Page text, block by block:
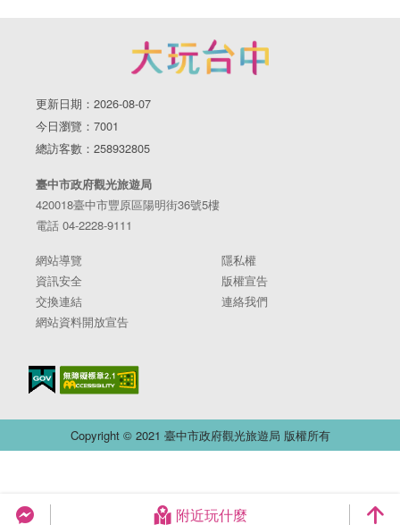
更新日期：2026-08-07
今日瀏覽：7001
總訪客數：258932805
臺中市政府觀光旅遊局
420018臺中市豐原區陽明街36號5樓
電話 04-2228-9111
網站導覽
隱私權
資訊安全
版權宣告
交換連結
連絡我們
網站資料開放宣告
Copyright © 2021 臺中市政府觀光旅遊局 版權所有
附近玩什麼